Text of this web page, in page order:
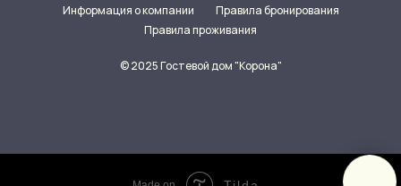
Информация о компании
Правила бронирования
Правила проживания
© 2025 Гостевой дом "Корона"